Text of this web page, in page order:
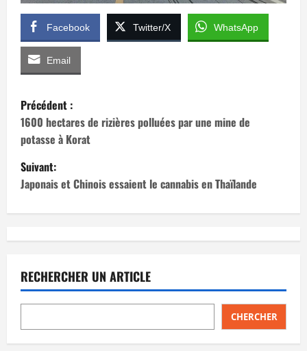
Facebook Twitter/X WhatsApp
Email
N
a
v
i
g
a
t
i
o
Précédent :
1600 hectares de rizières polluées par une mine de
potasse à Korat
Suivant:
Japonais et Chinois essaient le cannabis en Thaïlande
RECHERCHER UN ARTICLE
CHERCHER